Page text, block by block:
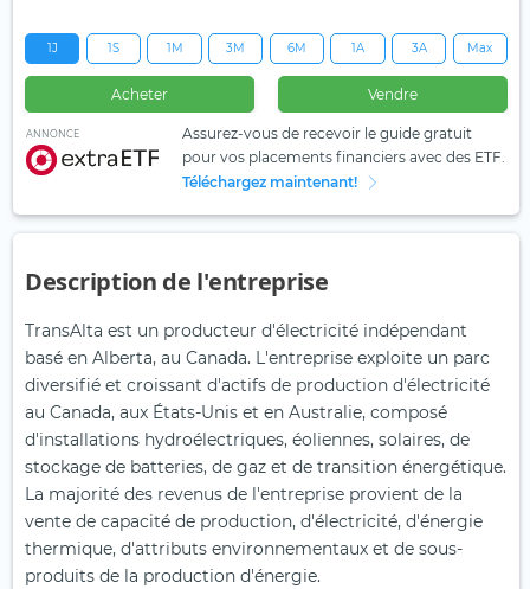
1J 1S 1M 3M 6M 1A 3A Max
Acheter Vendre
ANNONCE
Assurez-vous de recevoir le guide gratuit
pour vos placements financiers avec des ETF.
Téléchargez maintenant!
Description de l'entreprise
TransAlta est un producteur d'électricité indépendant
basé en Alberta, au Canada. L'entreprise exploite un parc
diversifié et croissant d'actifs de production d'électricité
au Canada, aux États-Unis et en Australie, composé
d'installations hydroélectriques, éoliennes, solaires, de
stockage de batteries, de gaz et de transition énergétique.
La majorité des revenus de l'entreprise provient de la
vente de capacité de production, d'électricité, d'énergie
thermique, d'attributs environnementaux et de sous-
produits de la production d'énergie.